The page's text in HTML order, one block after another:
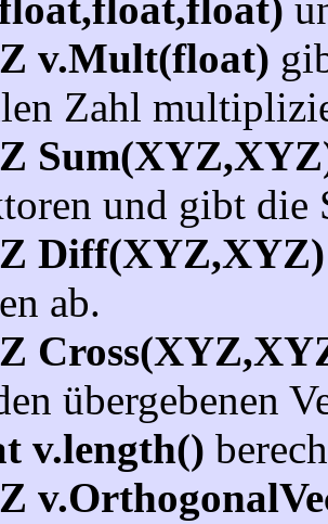
v.Mult(float)
Zahl
und gibt die
Diff(XYZ,XYZ)
ab.
übergebenen
v.length()